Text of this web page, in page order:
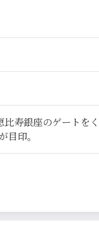
寿銀座のゲートを
印。